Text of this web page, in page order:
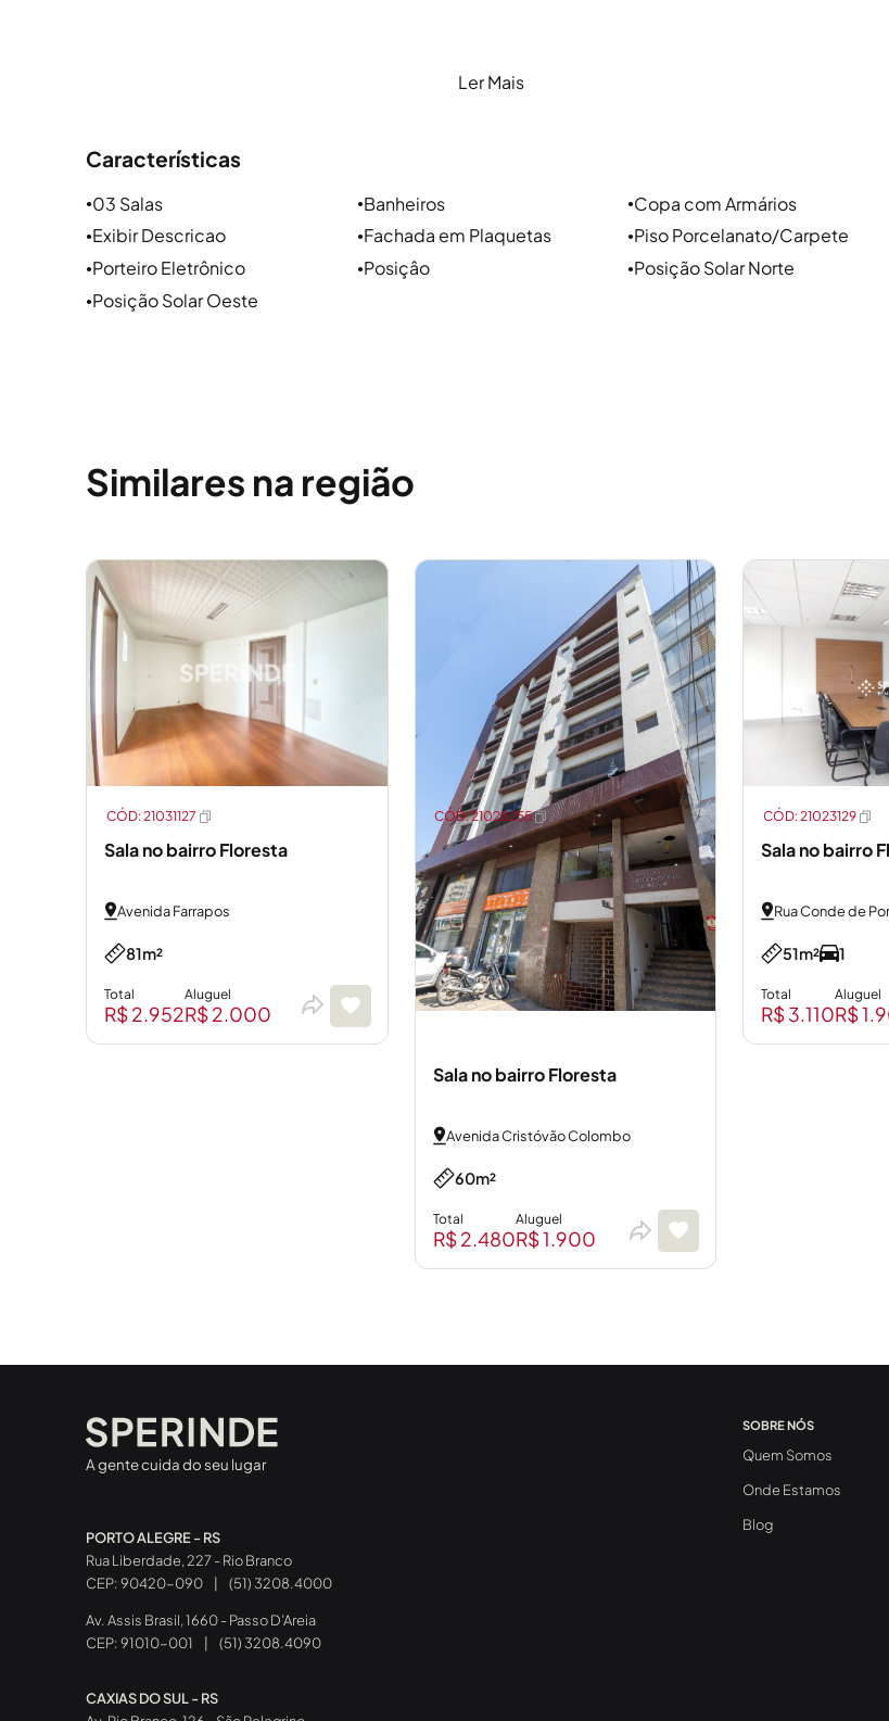
Cristóvão Colombo, Avenida Benjamin Constant e Rua Ramiro Barcelos.
O Bairro Floresta conta com infraestrutura tradicional de comércio, com o
Shopping Total, Zaffari Cristóvão, mercados, lojas, restaurantes e serviços gerais,
colégios e hospitais, excelente localização e acesso à entrada e saída da cidade, ao
Distrito que é hoje polo de inovação de Porto Alegre e que está ao lado do bairro
Floresta, com muitas empresas, restaurantes, startups, coworkings migrando para
de comércio cada vez mais ativo e revitalizado.
Ler Mais
Características
●03 Salas ●Banheiros ●Copa com Armários
●Exibir Descricao ●Fachada em Plaquetas ●Piso Porcelanato/Carpete
●Porteiro Eletrônico ●Posiçâo ●Posição Solar Norte
●Posição Solar Oeste
Similares na região
Sala no bairro Floresta
Avenida Farrapos
81m²
Total
R$ 2.952
Aluguel
R$ 2.000
CÓD: 21031127
Sala no bairro Floresta
Avenida Cristóvão Colombo
60m²
Total
R$ 2.480
Aluguel
R$ 1.900
CÓD: 21028255
Sala no bairro
Rua Conde de
51m² 1
Total
R$ 3.110
Aluguel
R$
CÓD: 21023129
A gente cuida do seu lugar
PORTO ALEGRE - RS
Rua Liberdade, 227 - Rio Branco
CEP: 90420-090
(51) 3208.4000
Av. Assis Brasil, 1660 - Passo D’Areia
CEP: 91010-001
(51) 3208.4090
CAXIAS DO SUL - RS
SOBRE NÓS
Quem Somos
Onde Estamos
Blog